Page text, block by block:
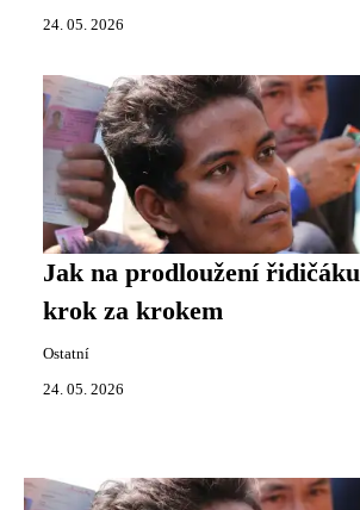
24. 05. 2026
Jak na prodloužení
krok za krokem
Ostatní
24. 05. 2026